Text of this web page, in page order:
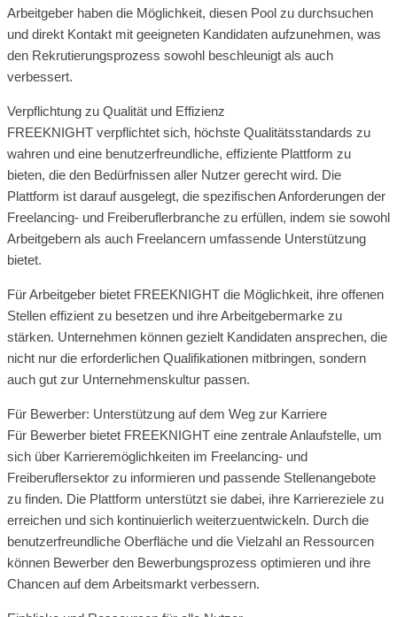
Arbeitgeber haben die Möglichkeit, diesen Pool zu durchsuchen
und direkt Kontakt mit geeigneten Kandidaten aufzunehmen, was
den Rekrutierungsprozess sowohl beschleunigt als auch
verbessert.
Verpflichtung zu Qualität und Effizienz
FREEKNIGHT verpflichtet sich, höchste Qualitätsstandards zu
wahren und eine benutzerfreundliche, effiziente Plattform zu
bieten, die den Bedürfnissen aller Nutzer gerecht wird. Die
Plattform ist darauf ausgelegt, die spezifischen Anforderungen der
Freelancing- und Freiberuflerbranche zu erfüllen, indem sie sowohl
Arbeitgebern als auch Freelancern umfassende Unterstützung
bietet.
Für Arbeitgeber bietet FREEKNIGHT die Möglichkeit, ihre offenen
Stellen effizient zu besetzen und ihre Arbeitgebermarke zu
stärken. Unternehmen können gezielt Kandidaten ansprechen, die
nicht nur die erforderlichen Qualifikationen mitbringen, sondern
auch gut zur Unternehmenskultur passen.
Für Bewerber: Unterstützung auf dem Weg zur Karriere
Für Bewerber bietet FREEKNIGHT eine zentrale Anlaufstelle, um
sich über Karrieremöglichkeiten im Freelancing- und
Freiberuflersektor zu informieren und passende Stellenangebote
zu finden. Die Plattform unterstützt sie dabei, ihre Karriereziele zu
erreichen und sich kontinuierlich weiterzuentwickeln. Durch die
benutzerfreundliche Oberfläche und die Vielzahl an Ressourcen
können Bewerber den Bewerbungsprozess optimieren und ihre
Chancen auf dem Arbeitsmarkt verbessern.